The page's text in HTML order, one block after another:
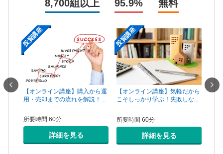
8,700組以上 95.9% 無料
手は
投資講座
【オンライン講座】購入から運
用・売却までの流れを解説！...
所要時間 60分
詳細を見る
投資講座
【オンライン講座】気軽だから
こそしっかり学ぶ！失敗しな...
所要時間 60分
詳細を見る
【オ